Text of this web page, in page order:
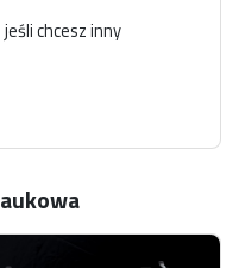
chcesz inny
systemami
modeli.
są nastronie